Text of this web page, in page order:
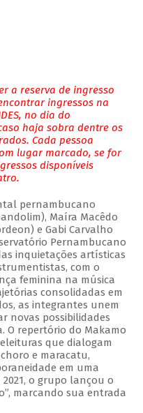
a reserva de ingresso
ingressos na
no dia do
haja sobra dentre os
Cada pessoa
lugar marcado, se for
disponíveis
pernambucano
Maíra Macêdo
e Gabi Carvalho
Pernambucano
inquietações artísticas
com o
feminina na música
consolidadas em
as integrantes unem
novas possibilidades
O repertório do Makamo
que dialogam
e maracatu,
em uma
o grupo lançou o
marcando sua entrada